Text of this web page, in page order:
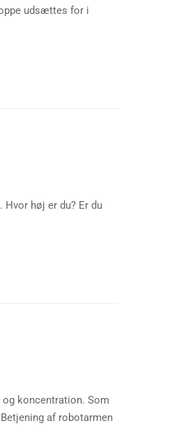
udsættes for i
høj er du? Er du
koncentration. Som
af robotarmen